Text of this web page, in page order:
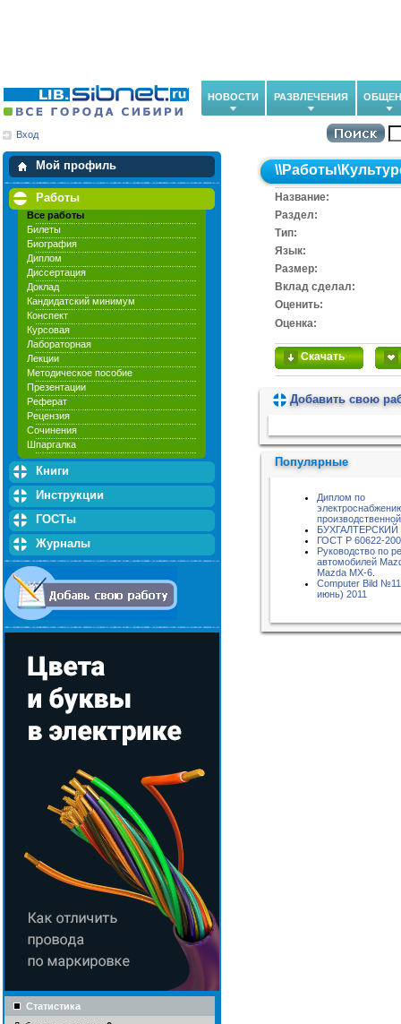
НОВОСТИ РАЗВЛЕЧЕНИЯ
Вход
Мой профиль
Мои закладки
Работы
Все работы
Билеты
Биография
Диплом
Диссертация
Доклад
Кандидатский минимум
Конспект
Курсовая
Лабораторная
Лекции
Методическое пособие
Презентации
Реферат
Рецензия
Сочинения
Шпаргалка
Книги
Инструкции
ГОСТы
Журналы
Статистика
\\Работы\
Название:
Раздел:
Тип:
Язык:
Размер:
Вклад сделал:
Оценить:
Оценка:
Скачать
Добавить свою
Популярные
Диплом по
БУХГАЛТЕРСКИЙ
ГОСТ Р 60622-
Руководство по
автомобилей
Mazda MX-6.
Computer Bild
июнь) 2011